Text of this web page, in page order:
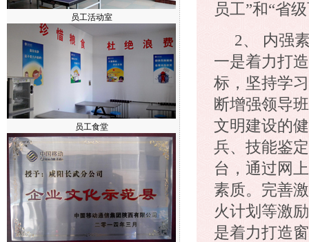
员工”和“省
2、 内强
一是着力打
标，坚持学
断增强领导
文明建设的
兵、技能鉴
台，通过网
素质。完善
火计划等激
是着力打造